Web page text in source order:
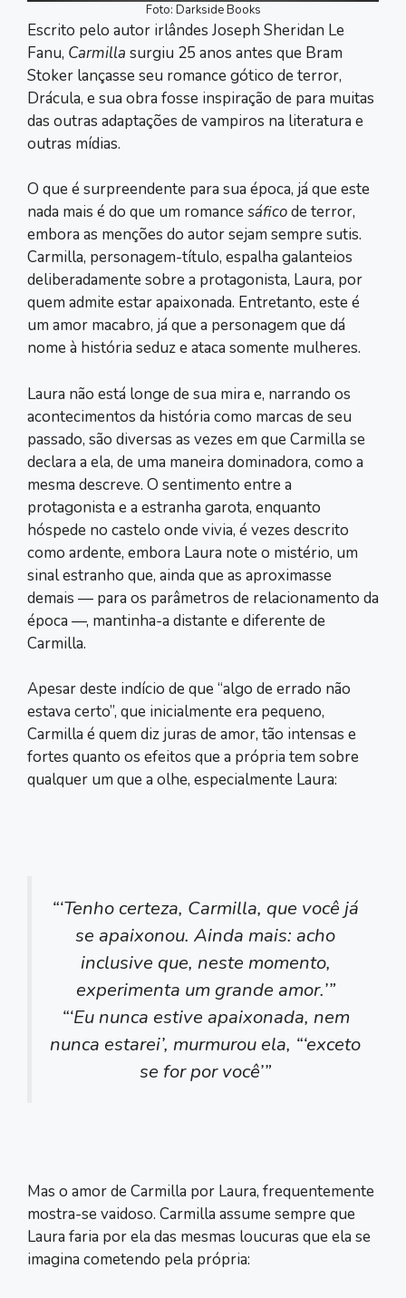
Foto: Darkside Books
Escrito pelo autor irlândes Joseph Sheridan Le
Fanu, Carmilla surgiu 25 anos antes que Bram
Stoker lançasse seu romance gótico de terror,
Drácula, e sua obra fosse inspiração de para muitas
das outras adaptações de vampiros na literatura e
outras mídias.
O que é surpreendente para sua época, já que este
nada mais é do que um romance sáficode terror,
embora as menções do autor sejam sempre sutis.
Carmilla, personagem-título, espalha galanteios
deliberadamente sobre a protagonista, Laura, por
quem admite estar apaixonada. Entretanto, este é
um amor macabro, já que a personagem que dá
nome à história seduz e ataca somente mulheres.
Laura não está longe de sua mira e, narrando os
acontecimentos da história como marcas de seu
passado, são diversas as vezes em que Carmilla se
declara a ela, de uma maneira dominadora, como a
mesma descreve. O sentimento entre a
protagonista e a estranha garota, enquanto
hóspede no castelo onde vivia, é vezes descrito
como ardente, embora Laura note o mistério, um
sinal estranho que, ainda que as aproximasse
demais — para os parâmetros de relacionamento da
época —, mantinha-a distante e diferente de
Carmilla.
Apesar deste indício de que “algo de errado não
estava certo”, que inicialmente era pequeno,
Carmilla é quem diz juras de amor, tão intensas e
fortes quanto os efeitos que a própria tem sobre
qualquer um que a olhe, especialmente Laura:
“‘Tenho certeza, Carmilla, que você já
se apaixonou. Ainda mais: acho
inclusive que, neste momento,
experimenta um grande amor.’”
“‘Eu nunca estive apaixonada, nem
nunca estarei’, murmurou ela, “‘exceto
se for por você’”
Mas o amor de Carmilla por Laura, frequentemente
mostra-se vaidoso. Carmilla assume sempre que
Laura faria por ela das mesmas loucuras que ela se
imagina cometendo pela própria: